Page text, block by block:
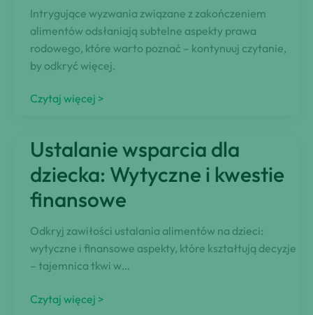
dla
dziecka
Intrygujące wyzwania związane z zakończeniem
alimentów odsłaniają subtelne aspekty prawa
rodowego, które warto poznać – kontynuuj czytanie,
by odkryć więcej.
Zakończenie
prawne
Czytaj więcej >
Ustalanie wsparcia dla
dziecka: Wytyczne i kwestie
finansowe
Odkryj zawiłości ustalania alimentów na dzieci:
wytyczne i finansowe aspekty, które kształtują decyzje
– tajemnica tkwi w…
Ustalanie
Czytaj więcej >